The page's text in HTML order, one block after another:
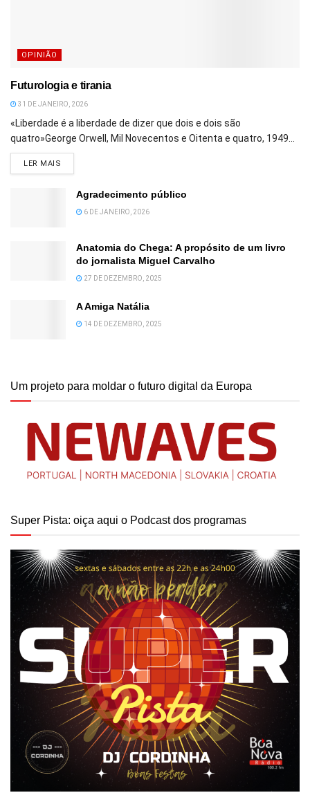
OPINIÃO
Futurologia e tirania
31 DE JANEIRO, 2026
«Liberdade é a liberdade de dizer que dois e dois são
quatro»George Orwell, Mil Novecentos e Oitenta e quatro, 1949...
LER MAIS
Agradecimento público
6 DE JANEIRO, 2026
Anatomia do Chega: A propósito de um livro
do jornalista Miguel Carvalho
27 DE DEZEMBRO, 2025
A Amiga Natália
14 DE DEZEMBRO, 2025
Um projeto para moldar o futuro digital da Europa
Super Pista: oiça aqui o Podcast dos programas